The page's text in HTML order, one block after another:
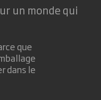
un monde qui
que
dans le